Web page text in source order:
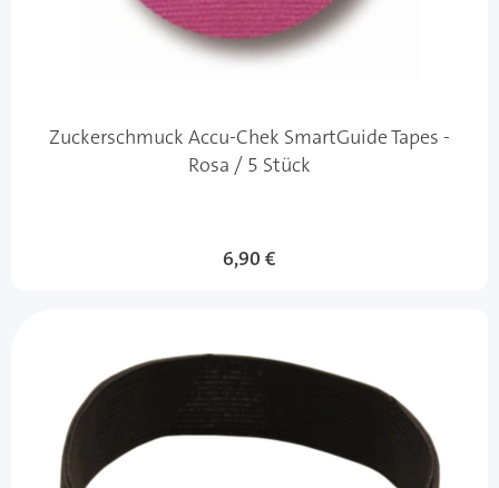
Zuckerschmuck Accu-Chek SmartGuide Tapes -
Rosa / 5 Stück
6,90 €